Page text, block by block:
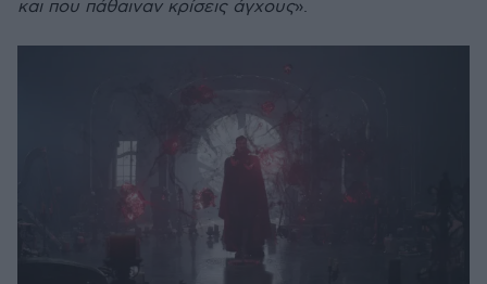
και που πάθαιναν κρίσεις άγχους».